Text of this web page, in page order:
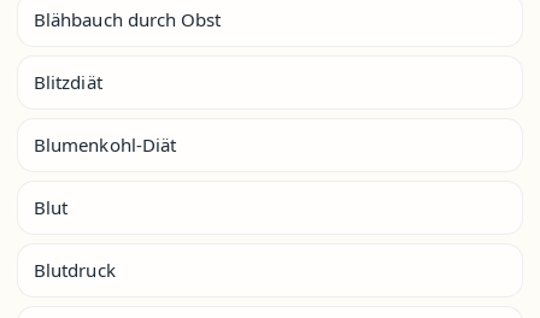
Blähbauch durch Obst
Blitzdiät
Blumenkohl-Diät
Blut
Blutdruck